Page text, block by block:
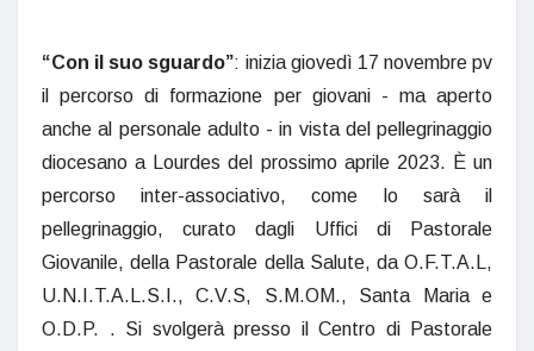
“Con il suo sguardo”: inizia giovedì 17 novembre pv
il percorso di formazione per giovani - ma aperto
anche al personale adulto - in vista del pellegrinaggio
diocesano a Lourdes del prossimo aprile 2023. È un
percorso inter-associativo, come lo sarà il
pellegrinaggio, curato dagli Uffici di Pastorale
Giovanile, della Pastorale della Salute, da O.F.T.A.L,
U.N.I.T.A.L.S.I., C.V.S, S.M.OM., Santa Maria e
O.D.P. . Si svolgerà presso il Centro di Pastorale